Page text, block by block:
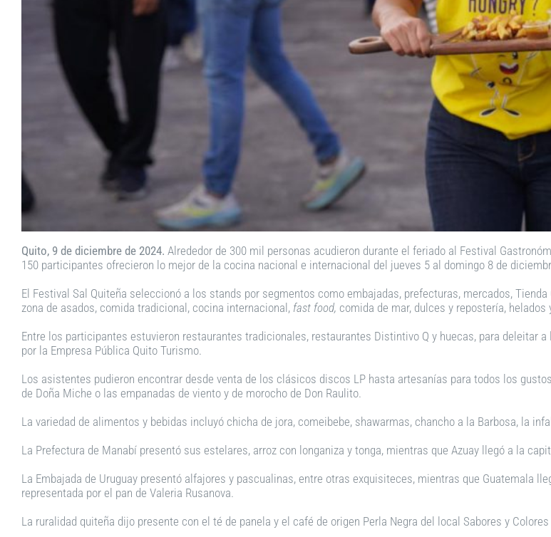
Quito, 9 de diciembre de 2024. Alrededor de 300 mil personas acudieron durante el feriado al Festival
150 participantes ofrecieron lo mejor de la cocina nacional e internacional del jueves 5 al domingo 8 de
El Festival Sal Quiteña seleccionó a los stands por segmentos como embajadas, prefecturas, mercados,
zona de asados, comida tradicional, cocina internacional, fast food, comida de mar, dulces y repostería, helados
Entre los participantes estuvieron restaurantes tradicionales, restaurantes Distintivo Q y huecas, para deleitar
por la Empresa Pública Quito Turismo.
Los asistentes pudieron encontrar desde venta de los clásicos discos LP hasta artesanías para todos los
de Doña Miche o las empanadas de viento y de morocho de Don Raulito.
La variedad de alimentos y bebidas incluyó chicha de jora, comeibebe, shawarmas, chancho a la Barbosa, la
La Prefectura de Manabí presentó sus estelares, arroz con longaniza y tonga, mientras que Azuay llegó a la
La Embajada de Uruguay presentó alfajores y pascualinas, entre otras exquisiteces, mientras que Guatemala
representada por el pan de Valeria Rusanova.
La ruralidad quiteña dijo presente con el té de panela y el café de origen Perla Negra del local Sabores y